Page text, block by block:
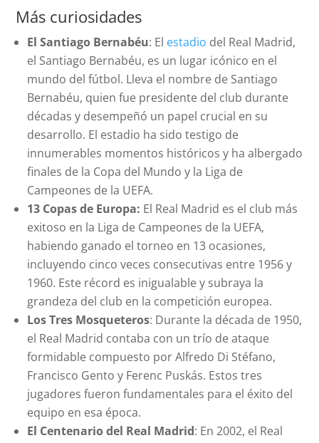
Más curiosidades
El Santiago Bernabéu: El estadio del Real Madrid,
el Santiago Bernabéu, es un lugar icónico en el
mundo del fútbol. Lleva el nombre de Santiago
Bernabéu, quien fue presidente del club durante
décadas y desempeñó un papel crucial en su
desarrollo. El estadio ha sido testigo de
innumerables momentos históricos y ha albergado
finales de la Copa del Mundo y la Liga de
Campeones de la UEFA.
13 Copas de Europa: El Real Madrid es el club más
exitoso en la Liga de Campeones de la UEFA,
habiendo ganado el torneo en 13 ocasiones,
incluyendo cinco veces consecutivas entre 1956 y
1960. Este récord es inigualable y subraya la
grandeza del club en la competición europea.
Los Tres Mosqueteros: Durante la década de 1950,
el Real Madrid contaba con un trío de ataque
formidable compuesto por Alfredo Di Stéfano,
Francisco Gento y Ferenc Puskás. Estos tres
jugadores fueron fundamentales para el éxito del
equipo en esa época.
El Centenario del Real Madrid: En 2002, el Real